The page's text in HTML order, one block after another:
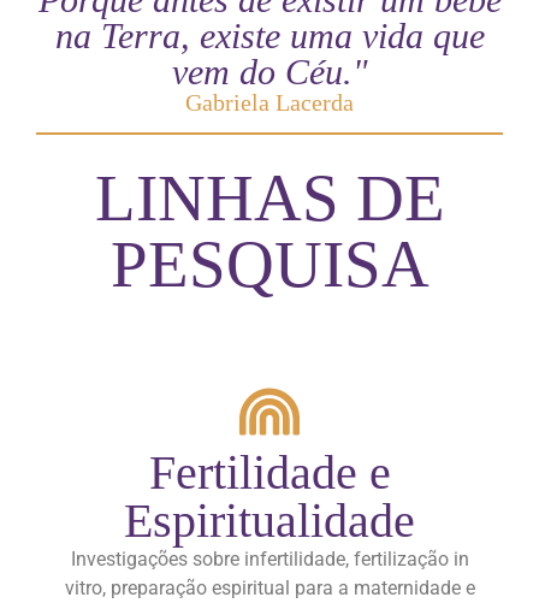
na Terra, existe uma vida que
vem do Céu."
Gabriela Lacerda
LINHAS DE
PESQUISA
Fertilidade e
Espiritualidade
Investigações sobre infertilidade, fertilização in
vitro, preparação espiritual para a maternidade e